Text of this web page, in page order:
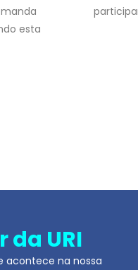
esta
da URI
acontece na nossa